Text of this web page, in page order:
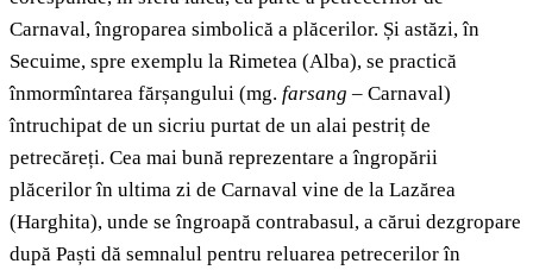
Carnaval, îngroparea simbolică a plăcerilor. Și astăzi, în
Secuime, spre exemplu la Rimetea (Alba), se practică
înmormîntarea fărșangului (mg. farsang – Carnaval)
întruchipat de un sicriu purtat de un alai pestriț de
petrecăreți. Cea mai bună reprezentare a îngropării
plăcerilor în ultima zi de Carnaval vine de la Lazărea
(Harghita), unde se îngroapă contrabasul, a cărui dezgropare
după Paști dă semnalul pentru reluarea petrecerilor în